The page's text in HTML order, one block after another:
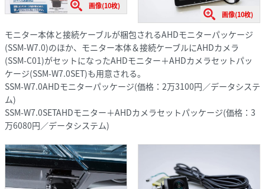
画像(10枚)
画像(10枚)
モニター本体と接続ケーブルが梱包されるAHDモニターパッケージ
(SSM-W7.0)のほか、モニター本体＆接続ケーブルにAHDカメラ
(SSM-C01)がセットになったAHDモニター＋AHDカメラセットパッ
ケージ(SSM-W7.0SET)も用意される。
SSM-W7.0AHDモニターパッケージ(価格：2万3100円／データシステ
ム)
SSM-W7.0SETAHDモニター＋AHDカメラセットパッケージ(価格：3
万6080円／データシステム)